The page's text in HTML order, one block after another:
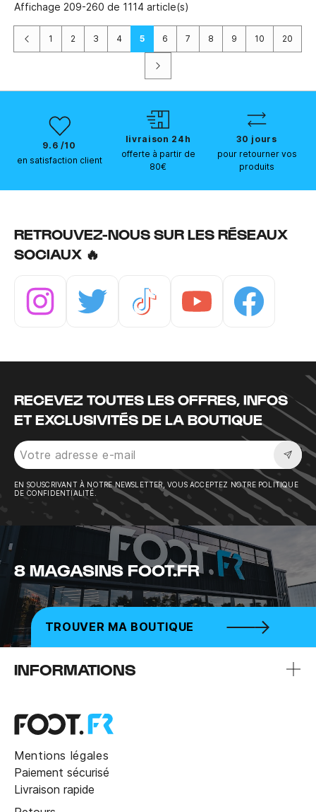
Affichage 209-260 de 1114 article(s)
Précédent
1 2 3 4 5 6 7 8 9 10 20
Suivant
9.6 /10
en satisfaction client
livraison 24h
offerte à partir de
80€
30 jours
pour retourner vos
produits
RETROUVEZ-NOUS SUR LES RÉSEAUX
SOCIAUX 🔥
RECEVEZ TOUTES LES OFFRES, INFOS
ET EXCLUSIVITÉS DE LA BOUTIQUE
EN SOUSCRIVANT À NOTRE NEWSLETTER, VOUS ACCEPTEZ NOTRE POLITIQUE
DE CONFIDENTIALITÉ.
8 MAGASINS FOOT.FR
TROUVER MA BOUTIQUE
INFORMATIONS
Mentions légales
Paiement sécurisé
Livraison rapide